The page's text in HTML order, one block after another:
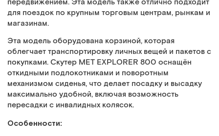
передвижением. Эта модель также отлично подходит
для поездок по крупным торговым центрам, рынкам и
магазинам.
Эта модель оборудована корзиной, которая
облегчает транспортировку личных вещей и пакетов с
покупками. Скутер MET EXPLORER 800 оснащён
откидными подлокотниками и поворотным
механизмом сиденья, что делает посадку и высадку
максимально удобной, включая возможность
пересадки с инвалидных колясок.
Особенности: